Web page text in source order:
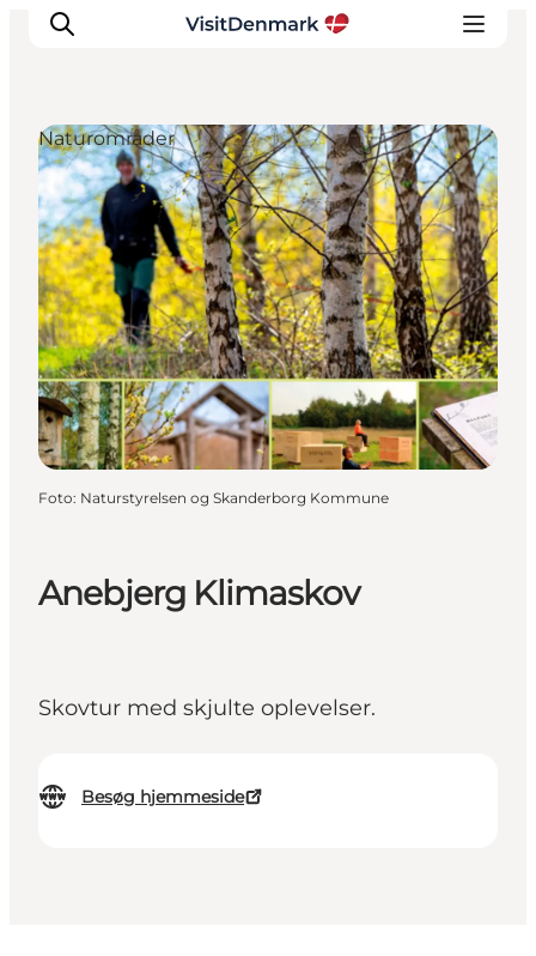
Inspiration
Destinationer
Oplevelser
Overnatning
Planlæg ferien
Anebjerg Klimaskov
Skovtur med skjulte oplevelser.
Besøg hjemmeside
Naturområder
Foto: Naturstyrelsen og Skanderborg Kommune